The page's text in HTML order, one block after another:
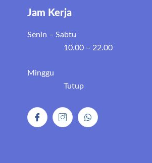
Jam Kerja
Senin –
10.00 – 22.00
Tutup